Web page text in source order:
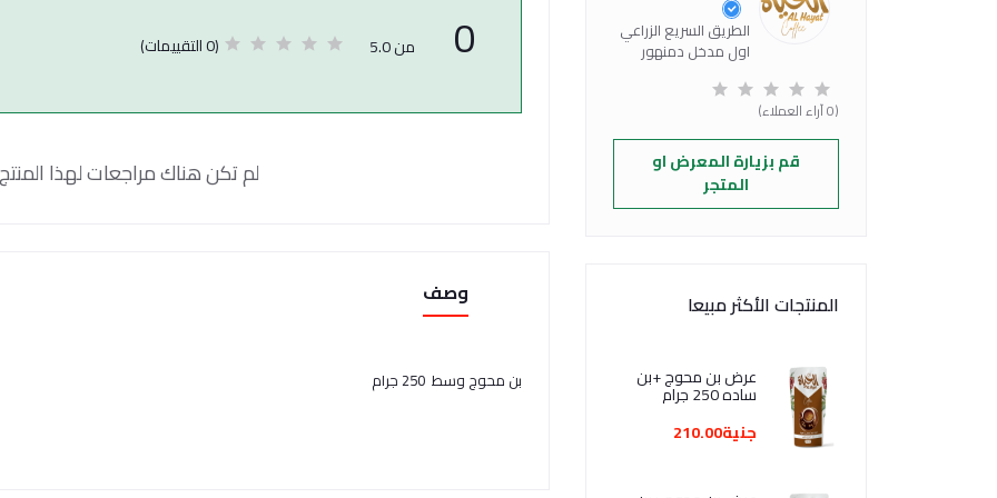
الطريق السريع الزراعي
اول مدخل دمنهور
(0 آراء العملاء)
قم بزيارة المعرض او
المتجر
المنتجات الأكثر مبيعا
عرض بن محوج +بن
ساده 250 جرام
جنية210.00
0 من 5.0 (0 التقييمات)
لم تكن هناك مراجعات لهذا
وصف
بن محوج وسط 250 جرام